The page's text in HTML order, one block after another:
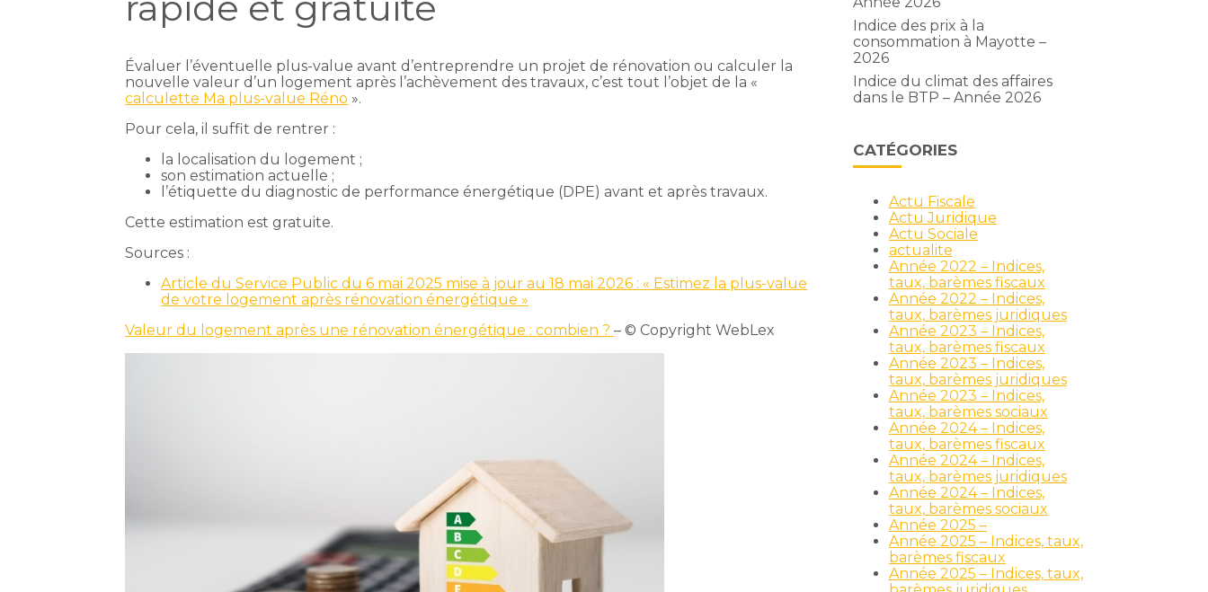
Évaluer l’éventuelle plus-value avant d’entreprendre un projet de rénovation ou calculer la
nouvelle valeur d’un logement après l’achèvement des travaux, c’est tout l’objet de la «
calculette Ma plus-value Réno ».
Pour cela, il suffit de rentrer :
la localisation du logement ;
son estimation actuelle ;
l’étiquette du diagnostic de performance énergétique (DPE) avant et après travaux.
Cette estimation est gratuite.
Sources :
Article du Service Public du 6 mai 2025 mise à jour au 18 mai 2026 : « Estimez la plus-value
de votre logement après rénovation énergétique »
Valeur du logement après une rénovation énergétique : combien ?– © Copyright WebLex
Indice des prix à la
consommation à Mayotte –
2026
Indice du climat des affaires
dans le BTP – Année 2026
CATÉGORIES
Actu Fiscale
Actu Juridique
Actu Sociale
actualite
Année 2022 – Indices,
taux, barèmes fiscaux
Année 2022 – Indices,
taux, barèmes juridiques
Année 2023 – Indices,
taux, barèmes fiscaux
Année 2023 – Indices,
taux, barèmes juridiques
Année 2023 – Indices,
taux, barèmes sociaux
Année 2024 – Indices,
taux, barèmes fiscaux
Année 2024 – Indices,
taux, barèmes juridiques
Année 2024 – Indices,
taux, barèmes sociaux
Année 2025 –
Année 2025 – Indices, taux,
barèmes fiscaux
Année 2025 – Indices, taux,